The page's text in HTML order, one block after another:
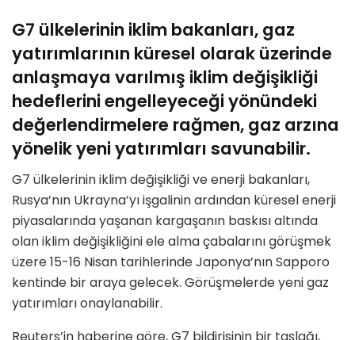
G7 ülkelerinin iklim bakanları, gaz
yatırımlarının küresel olarak üzerinde
anlaşmaya varılmış iklim değişikliği
hedeflerini engelleyeceği yönündeki
değerlendirmelere rağmen, gaz arzına
yönelik yeni yatırımları savunabilir.
G7 ülkelerinin iklim değişikliği ve enerji bakanları,
Rusya’nın Ukrayna’yı işgalinin ardından küresel enerji
piyasalarında yaşanan kargaşanın baskısı altında
olan iklim değişikliğini ele alma çabalarını görüşmek
üzere 15-16 Nisan tarihlerinde Japonya’nın Sapporo
kentinde bir araya gelecek. Görüşmelerde yeni gaz
yatırımları onaylanabilir.